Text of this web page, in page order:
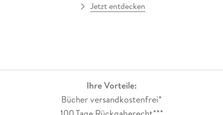
Jetzt entdecken
Ihre Vorteile:
Bücher versandkostenfrei*